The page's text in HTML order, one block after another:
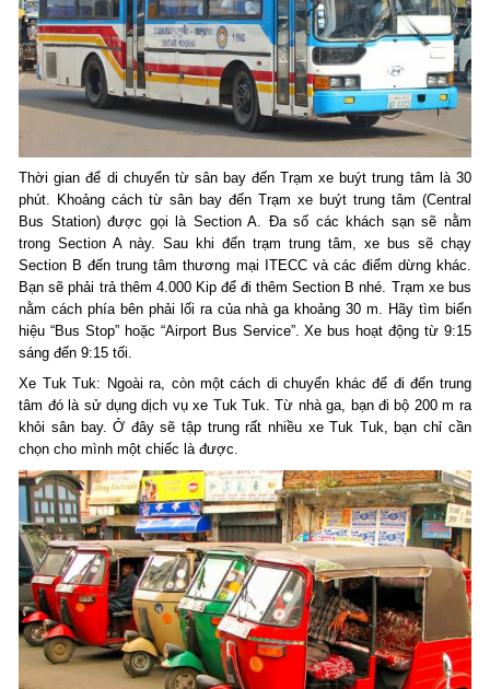
Thời gian để di chuyển từ sân bay đến Trạm xe buýt trung tâm là 30
phút. Khoảng cách từ sân bay đến Trạm xe buýt trung tâm (Central
Bus Station) được gọi là Section A. Đa số các khách sạn sẽ nằm
trong Section A này. Sau khi đến trạm trung tâm, xe bus sẽ chạy
Section B đến trung tâm thương mại ITECC và các điểm dừng khác.
Bạn sẽ phải trả thêm 4.000 Kip để đi thêm Section B nhé. Trạm xe bus
nằm cách phía bên phải lối ra của nhà ga khoảng 30 m. Hãy tìm biển
hiệu “Bus Stop” hoặc “Airport Bus Service”. Xe bus hoạt động từ 9:15
sáng đến 9:15 tối.
Xe Tuk Tuk: Ngoài ra, còn một cách di chuyển khác để đi đến trung
tâm đó là sử dụng dịch vụ xe Tuk Tuk. Từ nhà ga, bạn đi bộ 200 m ra
khỏi sân bay. Ở đây sẽ tập trung rất nhiều xe Tuk Tuk, bạn chỉ cần
chọn cho mình một chiếc là được.